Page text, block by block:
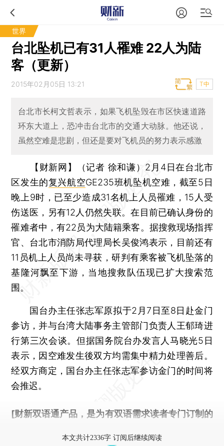
世界
台北坠机已有31人罹难 22人为陆
客（更新）
2015年02月05日 13:21 T中
台北市长柯文哲表示，如果飞机坠毁在市区快速道路
环东大道上，恐冲击台北市的交通大动脉。他还说，
虽然空难是悲剧，但还是要对飞机员的努力表示感激
【财新网】（记者 徐和谦） 2月4日在台北市
区发生的复兴航空GE235班机坠机空难，截至5日
晚上9时，已至少造成31名机上人员罹难，15人受
伤送医，另有12人仍然失联。在目前已确认身份的
罹难者中，有22员为大陆籍乘客。据搜救现场指挥
官、台北市消防局代理局长吴俊鸿表示，目前还有
11员机上人员尚未寻获，研判有乘客被飞机坠落的
基隆河飘至下游，当地搜救队伍现已扩大搜索范
围。
国台办主任张志军原拟于2月7日至8日赴金门
参访，并与台湾大陆事务主管部门负责人王郁琦进
行第三次会谈。但据国务院台办发言人马晓光5日
表示，因空难发生後双方均需集中精力处理善后。
经双方商定，国台办主任张志军参访金门的时间将
会推迟。
[财新双语通产品，是为有双语需求读者专门订制的
本文共计2336字 订阅后继续阅读